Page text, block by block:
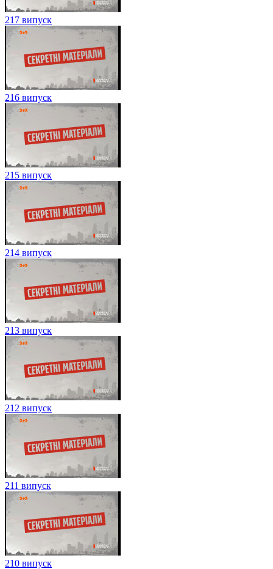
217 випуск
216 випуск
215 випуск
214 випуск
213 випуск
212 випуск
211 випуск
210 випуск